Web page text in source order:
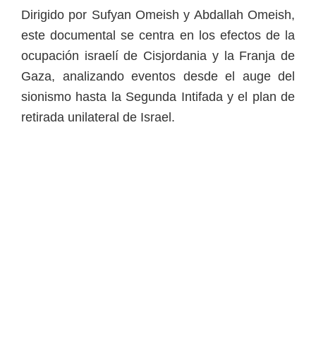
Dirigido por Sufyan Omeish y Abdallah Omeish,
este documental se centra en los efectos de la
ocupación israelí de Cisjordania y la Franja de
Gaza, analizando eventos desde el auge del
sionismo hasta la Segunda Intifada y el plan de
retirada unilateral de Israel.